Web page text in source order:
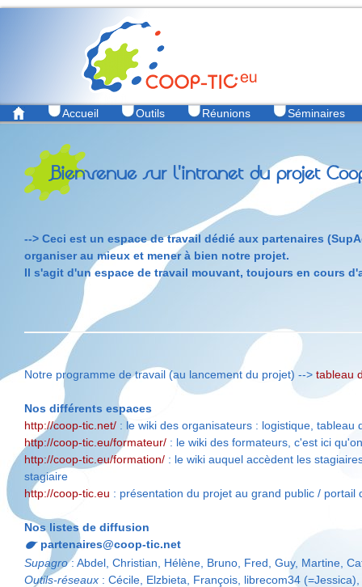
Accueil Outils Réunions Séminaires
Bienvenue sur l'intranet du projet
--> Ceci est un espace de travail dédié aux partenaires
organiser au mieux et mener à bien notre projet.
Il s'agit d'un espace de travail mouvant, toujours en cours
Notre programme de travail (au lancement du projet) --> tableau
Nos différents espaces
http://coop-tic.net/ : le wiki des organisateurs : logistique,
http://coop-tic.eu/formateur/ : le wiki des formateurs, c'est ici
http://coop-tic.eu/formation/ : le wiki auquel accèdent les
stagiaire
http://coop-tic.eu : présentation du projet au grand public / portail
Nos listes de diffusion
partenaires@coop-tic.net
Supagro: Abdel, Christian, Hélène, Bruno, Fred, Guy, Martine,
Outils-réseaux : Cécile, Elzbieta, François, librecom34